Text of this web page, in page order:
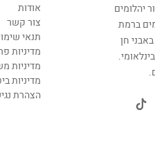
שנה בייצור יהלומים
ברמת
חן
אודות
צור קשר
תנאי
מדיניות
מדיניות
מדיניות
הצהרת